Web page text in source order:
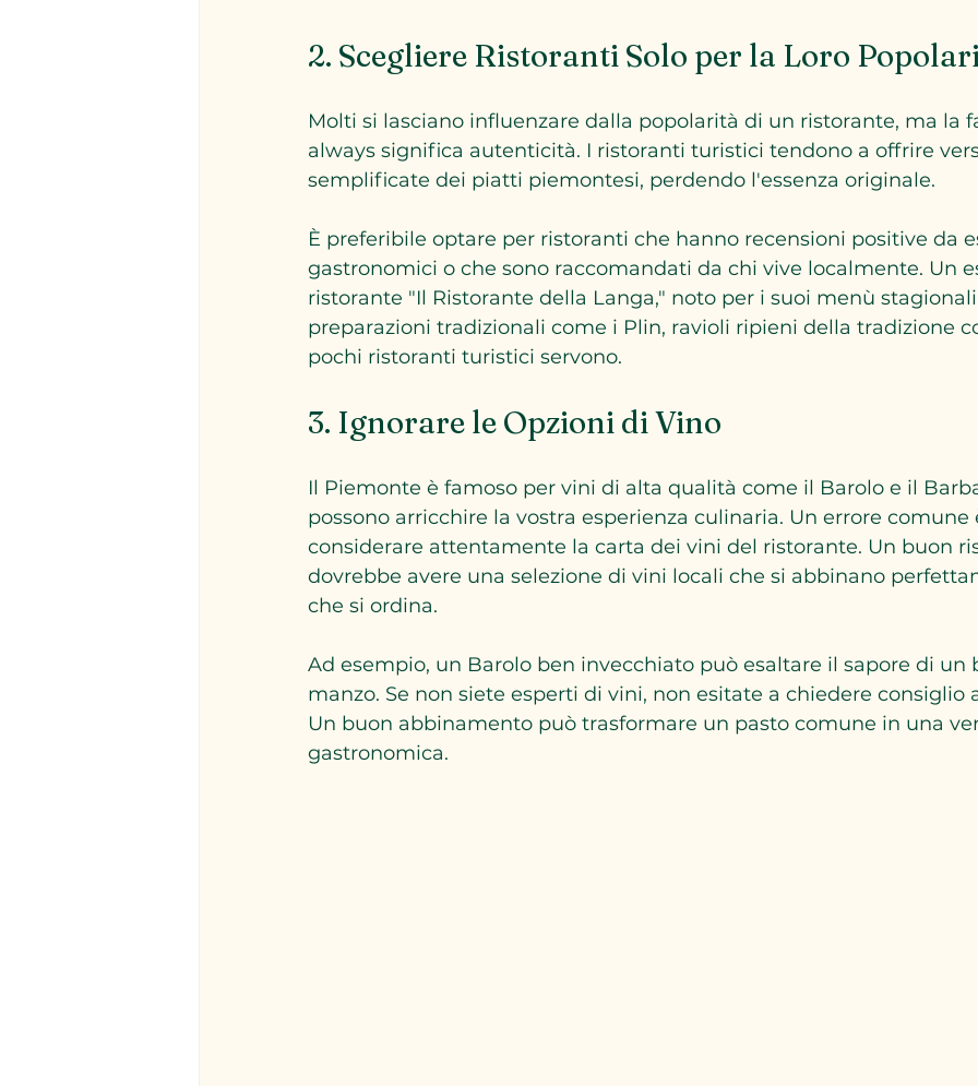
2. Scegliere Ristoranti Solo per la Loro
Molti si lasciano influenzare dalla popolarità di un ristorante, ma la
always significa autenticità. I ristoranti turistici tendono a offrire
semplificate dei piatti piemontesi, perdendo l'essenza originale.
È preferibile optare per ristoranti che hanno recensioni positive da
gastronomici o che sono raccomandati da chi vive localmente. Un
ristorante "Il Ristorante della Langa," noto per i suoi menù
preparazioni tradizionali come i Plin, ravioli ripieni della tradizione
pochi ristoranti turistici servono.
3. Ignorare le Opzioni di Vino
Il Piemonte è famoso per vini di alta qualità come il Barolo e il
possono arricchire la vostra esperienza culinaria. Un errore comune
considerare attentamente la carta dei vini del ristorante. Un buon
dovrebbe avere una selezione di vini locali che si abbinano
che si ordina.
Ad esempio, un Barolo ben invecchiato può esaltare il sapore di un
manzo. Se non siete esperti di vini, non esitate a chiedere consiglio
Un buon abbinamento può trasformare un pasto comune in una
gastronomica.